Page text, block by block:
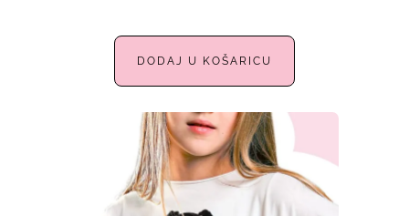
DODAJ U KOŠARICU